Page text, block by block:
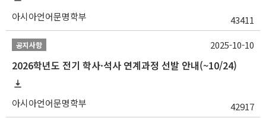
아시아언어문명학부 43411
공지사항
2026학년도 전기 학사·석사 연계과정 선발 안내(~10/24)
아시아언어문명학부 42917
2025-10-10